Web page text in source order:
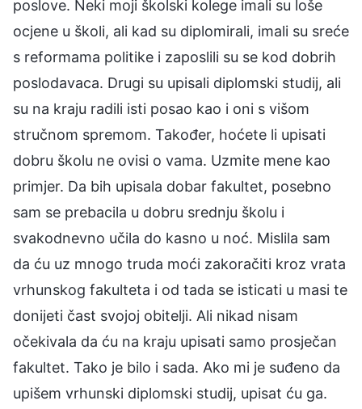
poslove. Neki moji školski kolege imali su loše
ocjene u školi, ali kad su diplomirali, imali su sreće
s reformama politike i zaposlili su se kod dobrih
poslodavaca. Drugi su upisali diplomski studij, ali
su na kraju radili isti posao kao i oni s višom
stručnom spremom. Također, hoćete li upisati
dobru školu ne ovisi o vama. Uzmite mene kao
primjer. Da bih upisala dobar fakultet, posebno
sam se prebacila u dobru srednju školu i
svakodnevno učila do kasno u noć. Mislila sam
da ću uz mnogo truda moći zakoračiti kroz vrata
vrhunskog fakulteta i od tada se isticati u masi te
donijeti čast svojoj obitelji. Ali nikad nisam
očekivala da ću na kraju upisati samo prosječan
fakultet. Tako je bilo i sada. Ako mi je suđeno da
upišem vrhunski diplomski studij, upisat ću ga.